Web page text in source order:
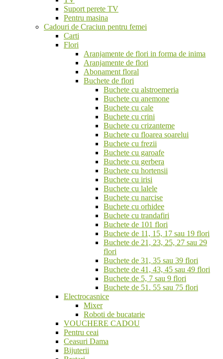
Suport perete TV
Pentru masina
Cadouri de Craciun pentru femei
Carti
Flori
Aranjamente de flori in forma de inima
Aranjamente de flori
Abonament floral
Buchete de flori
Buchete cu alstroemeria
Buchete cu anemone
Buchete cu cale
Buchete cu crini
Buchete cu crizanteme
Buchete cu floarea soarelui
Buchete cu frezii
Buchete cu garoafe
Buchete cu gerbera
Buchete cu hortensii
Buchete cu irisi
Buchete cu lalele
Buchete cu narcise
Buchete cu orhidee
Buchete cu trandafiri
Buchete de 101 flori
Buchete de 11, 15, 17 sau 19 flori
Buchete de 21, 23, 25, 27 sau 29
flori
Buchete de 31, 35 sau 39 flori
Buchete de 41, 43, 45 sau 49 flori
Buchete de 5, 7 sau 9 flori
Buchete de 51. 55 sau 75 flori
Electrocasnice
Mixer
Roboti de bucatarie
VOUCHERE CADOU
Pentru ceai
Ceasuri Dama
Bijuterii